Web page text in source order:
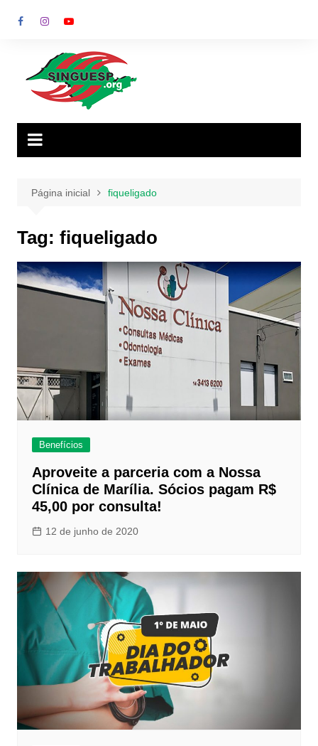
para
Página inicial fiqueligado
Tag: fiqueligado
Benefícios
Aproveite a parceria com a Nossa
Clínica de Marília. Sócios pagam R$
45,00 por consulta!
12 de junho de 2020